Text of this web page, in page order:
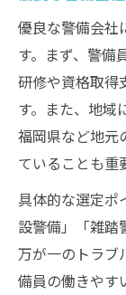
優良な警備会社
す。まず、警備
研修や資格取得
す。また、地域
福岡県など地元
ていることも重
具体的な選定ポ
設警備」「雑踏
万が一のトラブ
備員の働きやす